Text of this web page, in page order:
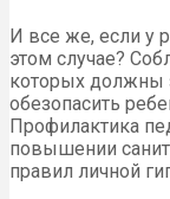
И все же, если у
этом случае?
которых должны
обезопасить
Профилактика
повышении
правил личной